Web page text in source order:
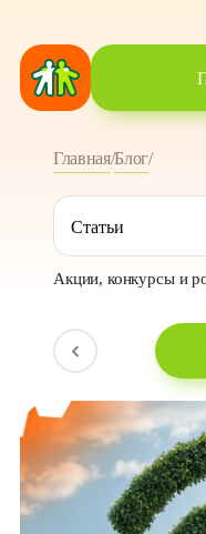
Главная/Блог/
Статьи
Акции, конкурсы и